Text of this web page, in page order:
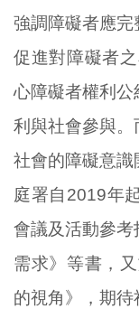
強調障礙者應
促進對障礙者
心障礙者權利
利與社會參與
社會的障礙意
庭署自2019年
會議及活動參
需求》等書，
的視角》，期